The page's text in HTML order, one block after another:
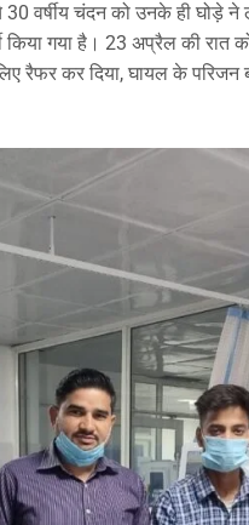
वर्षीय चंदन को उनके ही घोड़े
गया है। 23 अप्रैल की रात
रैफर कर दिया, घायल के